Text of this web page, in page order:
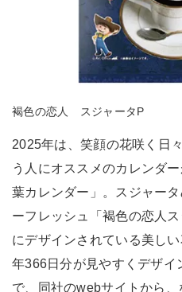
褐色の恋人 スジャータP
2025年は、笑顔の花咲く日
う人にオススメのカレンダ
葉カレンダー」。スジャー
ーフレッシュ「褐色の恋人
にデザインされている美し
年366日分が見やすくデザイ
で、同社のwebサイトから